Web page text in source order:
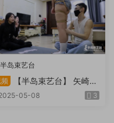
半岛束艺台
【半岛束艺台】 矢崎
世界上运气最差的女孩
05-08 3